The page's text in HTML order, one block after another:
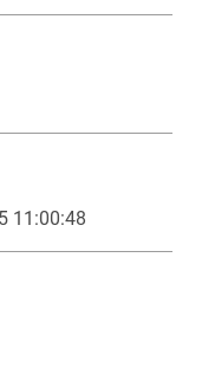
11:00:48